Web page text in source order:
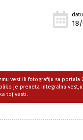
vest ili fotografiju sa portala
je preneta integralna
toj vesti.